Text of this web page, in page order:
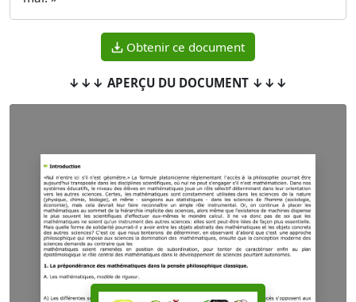
Obtenir ce document
↓↓↓ APERÇU DU DOCUMENT ↓↓↓